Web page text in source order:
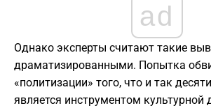
ad
​Однако эксперты считают такие
драматизированными. Попытка
«политизации» того, что и так
является инструментом культурной